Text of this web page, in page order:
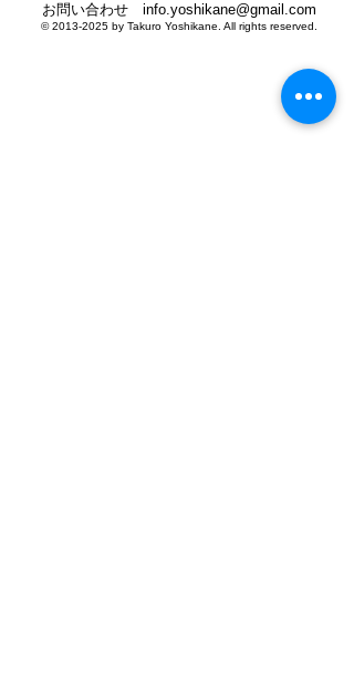
​お問い合わせ info.yoshikane@gmail.com
©2013-2025 by Takuro Yoshikane. All rights reserved.